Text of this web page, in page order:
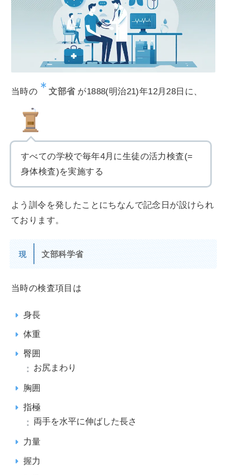
当時の 文部省 が1888(明治21)年12月28日に、
すべての学校で毎年4月に生徒の活力検査(=
身体検査)を実施する
よう訓令を発したことにちなんで記念日が設けられ
ております。
現 文部科学省
当時の検査項目は
身長
体重
臀囲
お尻まわり
胸囲
指極
両手を水平に伸ばした長さ
力量
握力